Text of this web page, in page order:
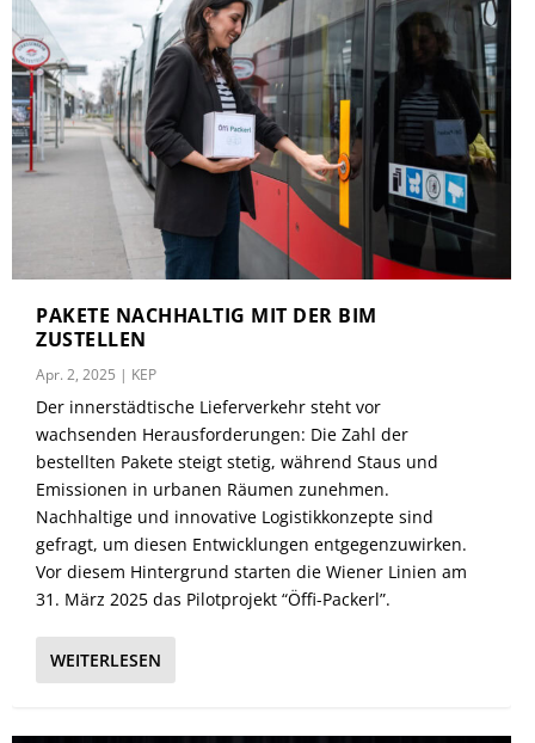
PAKETE NACHHALTIG MIT DER BIM
ZUSTELLEN
Apr. 2, 2025 | KEP
Der innerstädtische Lieferverkehr steht vor
wachsenden Herausforderungen: Die Zahl der
bestellten Pakete steigt stetig, während Staus und
Emissionen in urbanen Räumen zunehmen.
Nachhaltige und innovative Logistikkonzepte sind
gefragt, um diesen Entwicklungen entgegenzuwirken.
Vor diesem Hintergrund starten die Wiener Linien am
31. März 2025 das Pilotprojekt “Öffi-Packerl”.
WEITERLESEN